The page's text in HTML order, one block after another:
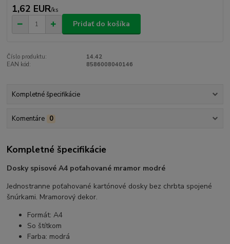
1,62 EUR/ks
Pridať do košíka
Číslo produktu:
14.42
EAN kód:
8586008040146
Kompletné špecifikácie
Komentáre 0
Kompletné špecifikácie
Dosky spisové A4 poťahované mramor modré
Jednostranne poťahované kartónové dosky bez chrbta spojené
šnúrkami. Mramorový dekor.
Formát: A4
So štítkom
Farba: modrá